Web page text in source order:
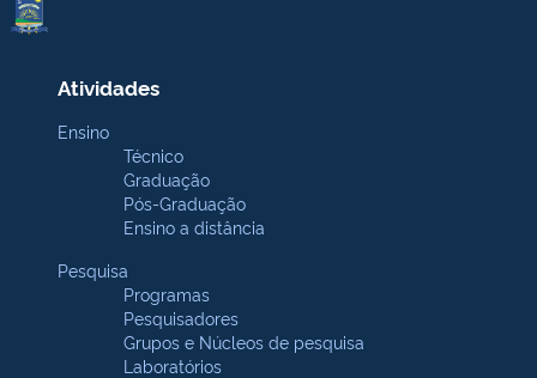
Atividades
Ensino
Técnico
Graduação
Pós-Graduação
Ensino a distância
Pesquisa
Programas
Pesquisadores
Grupos e Núcleos de pesquisa
Laboratórios